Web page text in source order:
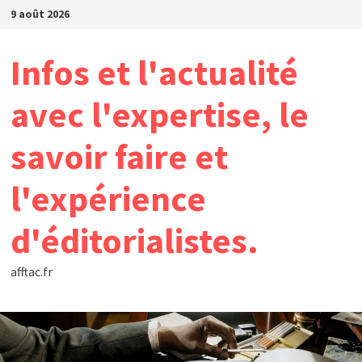
Passer
9 août 2026
Infos et l'actualité
avec l'expertise, le
savoir faire et
l'expérience
d'éditorialistes.
afftac.fr